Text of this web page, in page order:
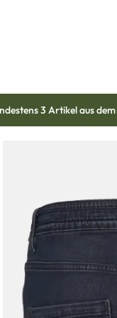
3 Artikel aus dem